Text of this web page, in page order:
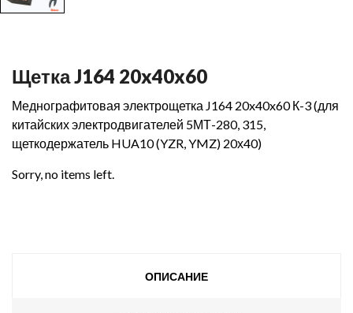
Щетка J164 20x40x60
Меднографитовая электрощетка J164 20x40x60 К-3 (для
китайских электродвигателей 5МТ-280, 315,
щеткодержатель HUA10 (YZR, YMZ) 20х40)
Sorry, no items left.
ОПИСАНИЕ